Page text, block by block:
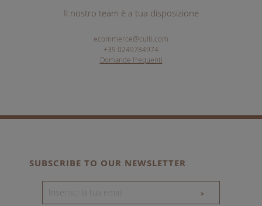
Il nostro team è a tua disposizione
ecommerce@culti.com
+39 0249784974
Domande frequenti
SUBSCRIBE TO OUR NEWSLETTER
>